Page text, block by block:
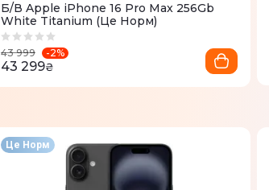
Б/В Apple iPhone 16 Pro Max 256Gb
White Titanium (Це Норм)
43 999 -2%
43 299₴
Це Норм